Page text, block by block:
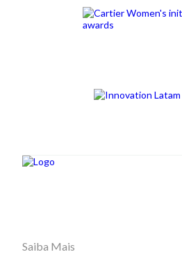
Saiba Mais